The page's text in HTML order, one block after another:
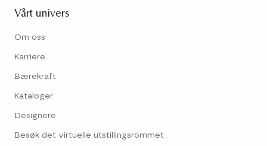
Vårt univers
Om oss
Karriere
Bærekraft
Kataloger
Designere
Besøk det virtuelle utstillingsrommet